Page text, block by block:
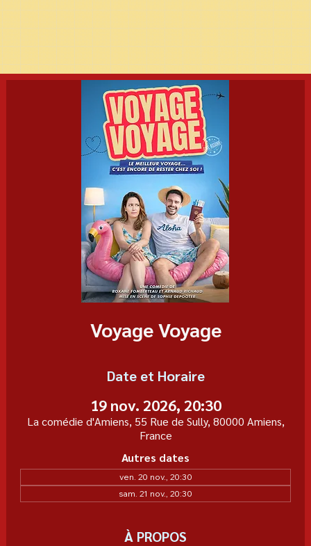
Voyage Voyage
Date et Horaire
19 nov. 2026, 20:30
La comédie d'Amiens, 55 Rue de Sully, 80000 Amiens,
France
Autres dates
ven. 20 nov., 20:30
sam. 21 nov., 20:30
À PROPOS